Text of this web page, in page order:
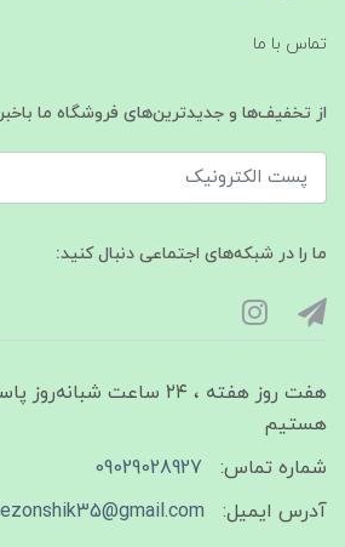
تماس با ما
از تخفیف‌ها و جدیدترین‌های فروشگاه ما
ما را در شبکه‌های اجتماعی دنبال کنید:
هفت روز هفته ، ۲۴ ساعت
هستیم
شماره تماس:
09029028927
آدرس ایمیل: